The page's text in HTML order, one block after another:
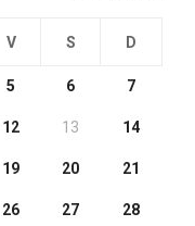
V S D
5 6 7
12 13 14
19 20 21
26 27 28